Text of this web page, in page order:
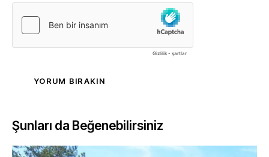
Şunları da Beğenebilirsiniz